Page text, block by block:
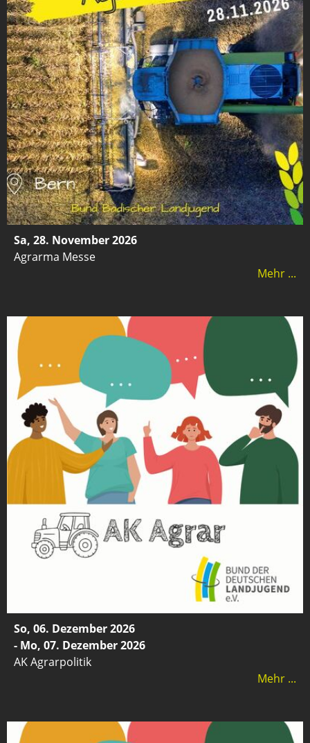
Sa, 28. November 2026
Agrarma Messe
Mehr ...
So, 06. Dezember 2026
- Mo, 07. Dezember 2026
AK Agrarpolitik
Mehr ...